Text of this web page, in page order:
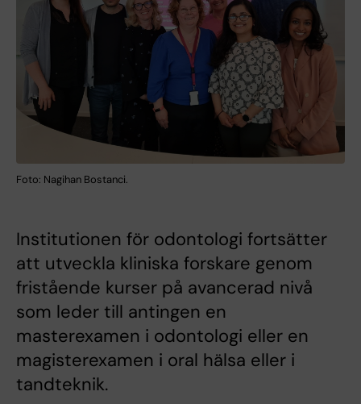
Foto: Nagihan Bostanci.
Institutionen för odontologi fortsätter
att utveckla kliniska forskare genom
fristående kurser på avancerad nivå
som leder till antingen en
masterexamen i odontologi eller en
magisterexamen i oral hälsa eller i
tandteknik.